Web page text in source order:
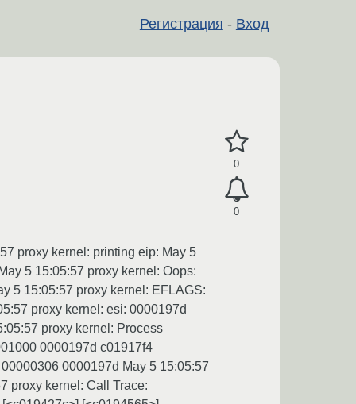
Регистрация - Вход
0
0
proxy kernel: printing eip: May 5
5 15:05:57 proxy kernel: Oops:
5 15:05:57 proxy kernel: EFLAGS:
proxy kernel: esi: 0000197d
proxy kernel: Process
0000197d c01917f4
0000197d May 5 15:05:57
proxy kernel: Call Trace: